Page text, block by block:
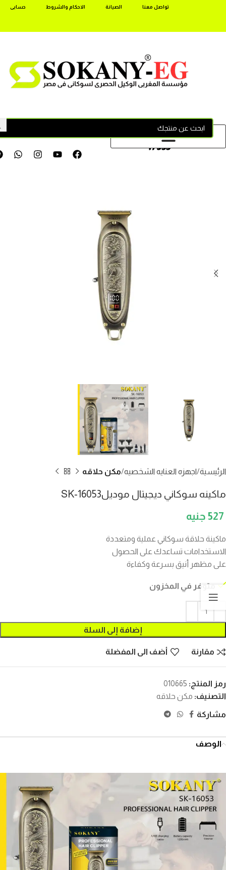
تواصل معنا الصيانة الاحكام والشروط حسابى
17355
الرئيسية اجهزه العنايه الشخصيه مكن حلاقه
ماكينه سوكاني ديجيتال موديلSK-16053
527
ماكينة حلاقة سوكاني عملية ومتعددة
الاستخدامات تساعدك على الحصول
على مظهر أنيق بسرعة وكفاءة
متوفر في المخزون
إضافة إلى السلة
مقارنة أضف الى المفضلة
رمز المنتج: 010665
التصنيف: مكن حلاقه
مشاركة
الوصف